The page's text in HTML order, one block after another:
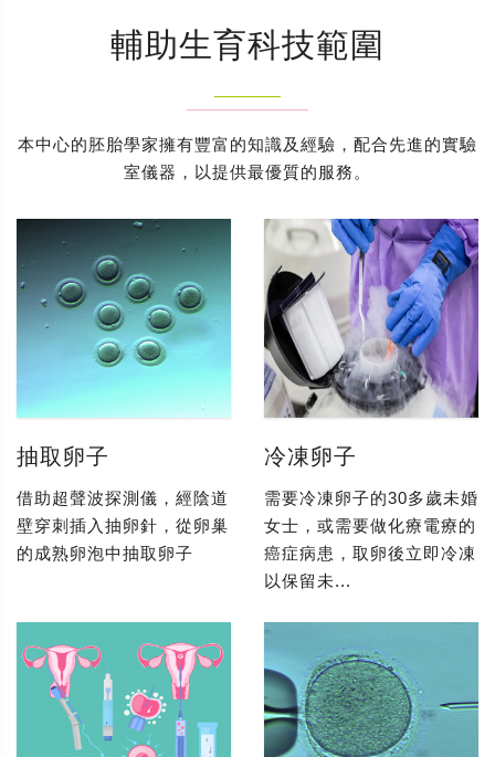
輔助生育科技範圍
本中心的胚胎學家擁有豐富的知識及經驗，配合先進的實驗
室儀器，以提供最優質的服務。
抽取卵子
借助超聲波探測儀，經陰道
壁穿刺插入抽卵針，從卵巢
的成熟卵泡中抽取卵子
冷凍卵子
需要冷凍卵子的30多歲未婚
女士，或需要做化療電療的
癌症病患，取卵後立即冷凍
以保留未...